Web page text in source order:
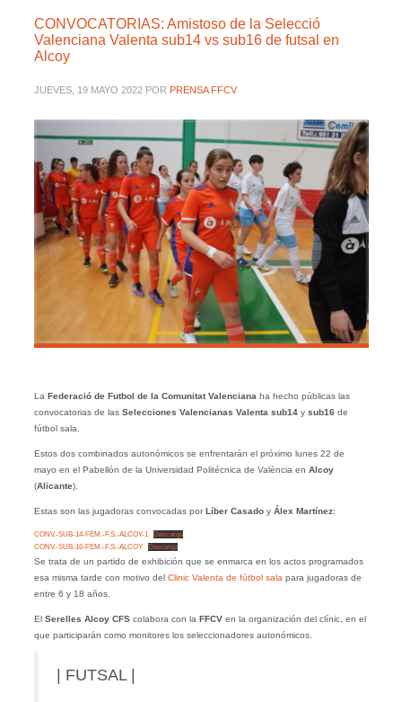
CONVOCATORIAS: Amistoso de la Selecció
Valenciana Valenta sub14 vs sub16 de futsal en
Alcoy
JUEVES, 19 MAYO 2022 POR PRENSA FFCV
La Federació de Futbol de la Comunitat Valenciana ha hecho públicas las
convocatorias de las Selecciones Valencianas Valenta sub14y sub16 de
fútbol sala.
Estos dos combinados autonómicos se enfrentarán el próximo lunes 22 de
mayo en el Pabellón de la Universidad Politécnica de València en Alcoy
(Alicante).
Estas son las jugadoras convocadas porLíber CasadoyÁlex Martínez:
CONV.-SUB-14-FEM.-F.S.-ALCOY-1
Descarga
CONV.-SUB-16-FEM.-F.S.-ALCOY
Descarga
Se trata de un partido de exhibición que se enmarca en los actos programados
esa misma tarde con motivo del Clinic Valenta de fútbol sala para jugadoras de
entre 6 y 18 años.
El Serelles Alcoy CFS colabora con la FFCVen la organización del clínic, en el
que participarán como monitores los seleccionadores autonómicos.
| FUTSAL |